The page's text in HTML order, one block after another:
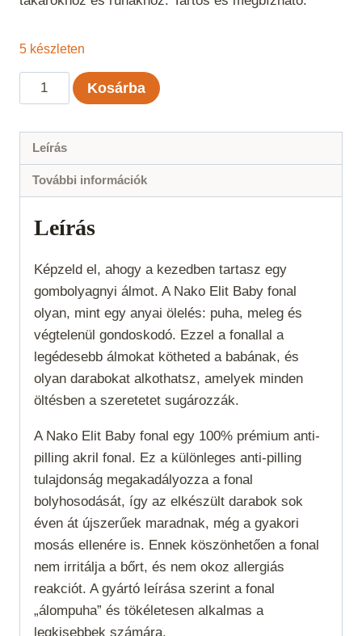
5 készleten
Nako
Elit
Fűzöld
Kosárba
Leírás
További információk
Leírás
Képzeld el, ahogy a kezedben tartasz egy
gombolyagnyi álmot. A Nako Elit Baby fonal
olyan, mint egy anyai ölelés: puha, meleg és
végtelenül gondoskodó. Ezzel a fonallal a
legédesebb álmokat kötheted a babának, és
olyan darabokat alkothatsz, amelyek minden
öltésben a szeretetet sugározzák.
A Nako Elit Baby fonal egy 100% prémium anti-
pilling akril fonal. Ez a különleges anti-pilling
tulajdonság megakadályozza a fonal
bolyhosodását, így az elkészült darabok sok
éven át újszerűek maradnak, még a gyakori
mosás ellenére is. Ennek köszönhetően a fonal
nem irritálja a bőrt, és nem okoz allergiás
reakciót. A gyártó leírása szerint a fonal
„álompuha” és tökéletesen alkalmas a
legkisebbek számára.